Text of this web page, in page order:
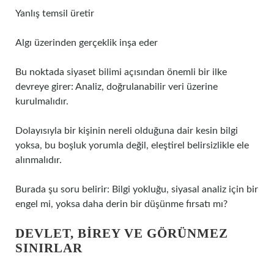
Yanlış temsil üretir
Algı üzerinden gerçeklik inşa eder
Bu noktada siyaset bilimi açısından önemli bir ilke
devreye girer: Analiz, doğrulanabilir veri üzerine
kurulmalıdır.
Dolayısıyla bir kişinin nereli olduğuna dair kesin bilgi
yoksa, bu boşluk yorumla değil, eleştirel belirsizlikle ele
alınmalıdır.
Burada şu soru belirir: Bilgi yokluğu, siyasal analiz için bir
engel mi, yoksa daha derin bir düşünme fırsatı mı?
DEVLET, BIREY VE GÖRÜNMEZ
SINIRLAR